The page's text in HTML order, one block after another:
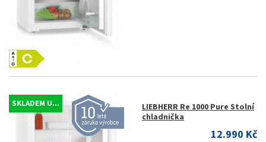
SKLADEM U...
LIEBHERR Re 1000 Pure Stolní
chladnička
12.990 Kč